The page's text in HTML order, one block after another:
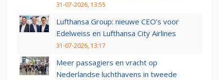
31-07-2026, 13:55
Lufthansa Group: nieuwe CEO’s voor
Edelweiss en Lufthansa City Airlines
31-07-2026, 13:17
Meer passagiers en vracht op
Nederlandse luchthavens in tweede